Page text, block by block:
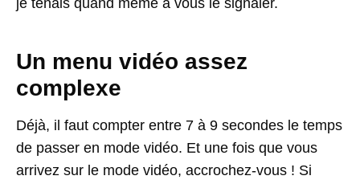
je tenais quand même à vous le signaler.
Un menu vidéo assez
complexe
Déjà, il faut compter entre 7 à 9 secondes le temps
de passer en mode vidéo. Et une fois que vous
arrivez sur le mode vidéo, accrochez-vous ! Si